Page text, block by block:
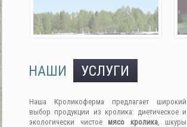
НАШИ УСЛУГИ
Наша Кроликоферма предлагает широкий
выбор продукции из кролика: диетическое и
экологически чистое мясо кролика, шкуры